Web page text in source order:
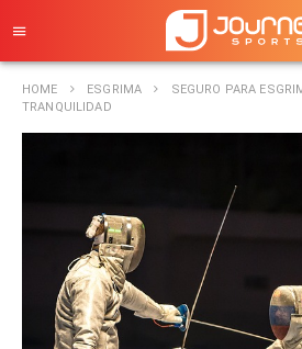
HOME ESGRIMA
SEGURO PARA
TRANQUILIDAD